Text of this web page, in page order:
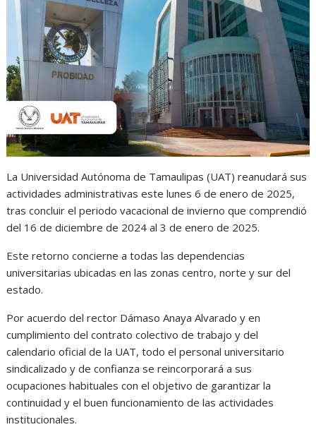
A
p
p
b
o
o
e
n
g
r
g
r
a
m
La Universidad Autónoma de Tamaulipas (UAT) reanudará sus
actividades administrativas este lunes 6 de enero de 2025,
tras concluir el periodo vacacional de invierno que comprendió
del 16 de diciembre de 2024 al 3 de enero de 2025.
Este retorno concierne a todas las dependencias
universitarias ubicadas en las zonas centro, norte y sur del
estado.
Por acuerdo del rector Dámaso Anaya Alvarado y en
cumplimiento del contrato colectivo de trabajo y del
calendario oficial de la UAT, todo el personal universitario
sindicalizado y de confianza se reincorporará a sus
ocupaciones habituales con el objetivo de garantizar la
continuidad y el buen funcionamiento de las actividades
institucionales.